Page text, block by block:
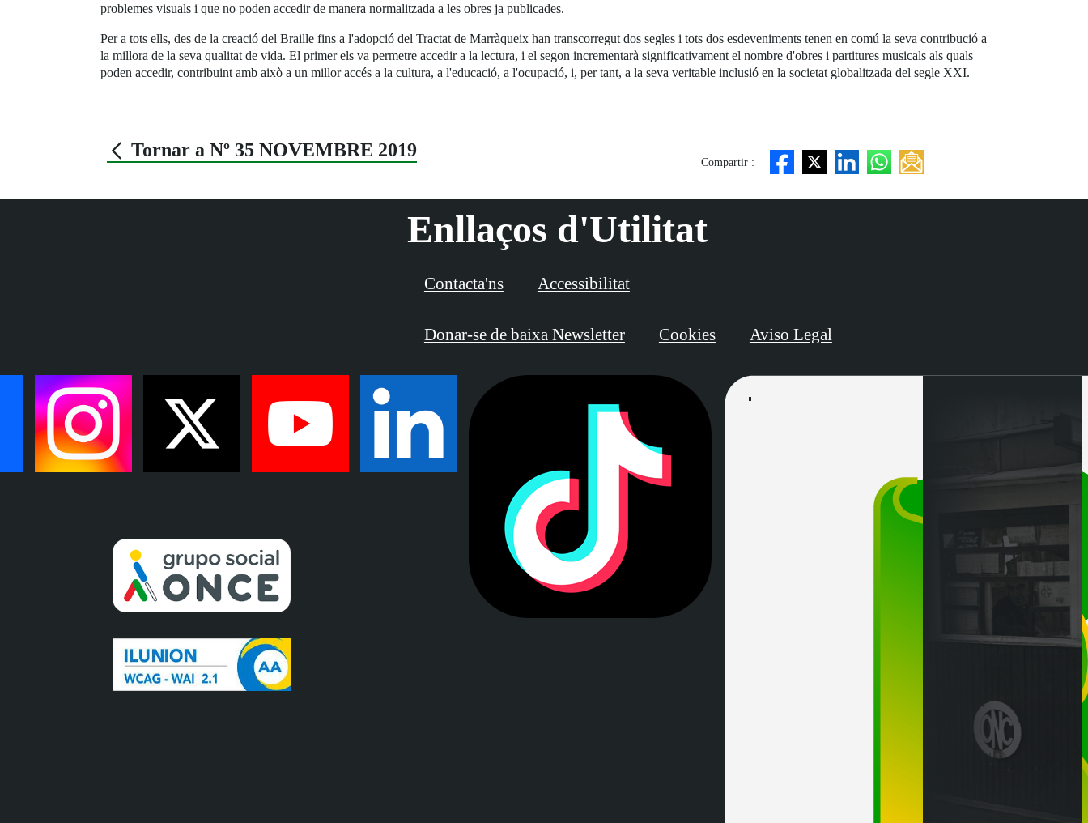
problemes visuals i que no poden accedir de manera normalitzada a les obres ja publicades.
Per a tots ells, des de la creació del Braille fins a l'adopció del Tractat de Marràqueix han transcorregut dos segles i tots dos esdeveniments tenen en comú la seva contribució a
la millora de la seva qualitat de vida. El primer els va permetre accedir a la lectura, i el segon incrementarà significativament el nombre d'obres i partitures musicals als quals
poden accedir, contribuint amb això a un millor accés a la cultura, a l'educació, a l'ocupació, i, per tant, a la seva veritable inclusió en la societat globalitzada del segle XXI.
Tornar a Nº 35 NOVEMBRE 2019
Compartir :
Enllaços d'Utilitat
Contacta'ns Accessibilitat
Donar-se de baixa Newsletter Cookies Aviso Legal